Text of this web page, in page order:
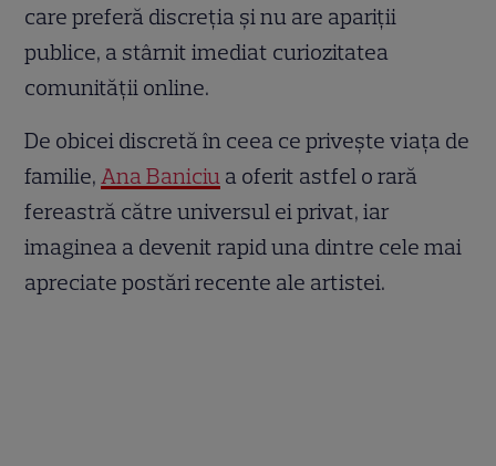
care preferă discreția și nu are apariții
publice, a stârnit imediat curiozitatea
comunității online.
De obicei discretă în ceea ce privește viața de
familie,Ana Baniciu a oferit astfel o rară
fereastră către universul ei privat, iar
imaginea a devenit rapid una dintre cele mai
apreciate postări recente ale artistei.